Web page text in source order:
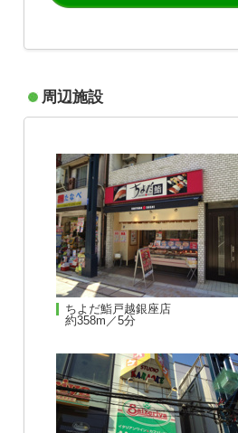
周辺施設
ちよだ鮨戸越銀座店
約358m／5分